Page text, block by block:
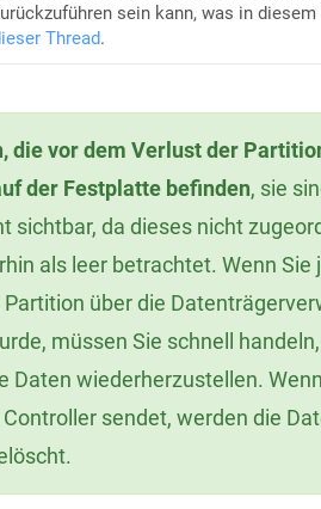
sein kann, was in
Thread.
die vor dem Verlust der
der Festplatte befinden, sie
sichtbar, da dieses nicht
als leer betrachtet. Wenn Sie
Partition über die
müssen Sie schnell
Daten wiederherzustellen.
sendet, werden die